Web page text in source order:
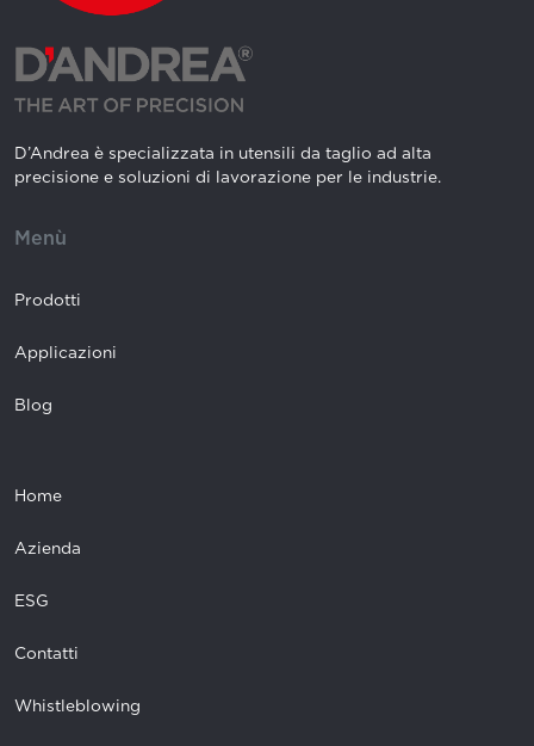
D’Andrea è specializzata in utensili da taglio ad alta
precisione e soluzioni di lavorazione per le industrie.
Menù
Prodotti
Applicazioni
Blog
Home
Azienda
ESG
Contatti
Whistleblowing